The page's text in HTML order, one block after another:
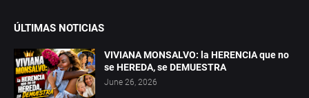
ÚLTIMAS NOTICIAS
VIVIANA MONSALVO: la HERENCIA que no
se HEREDA, se DEMUESTRA
June 26, 2026